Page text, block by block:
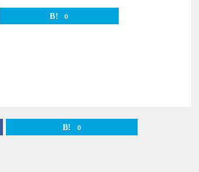
0
0